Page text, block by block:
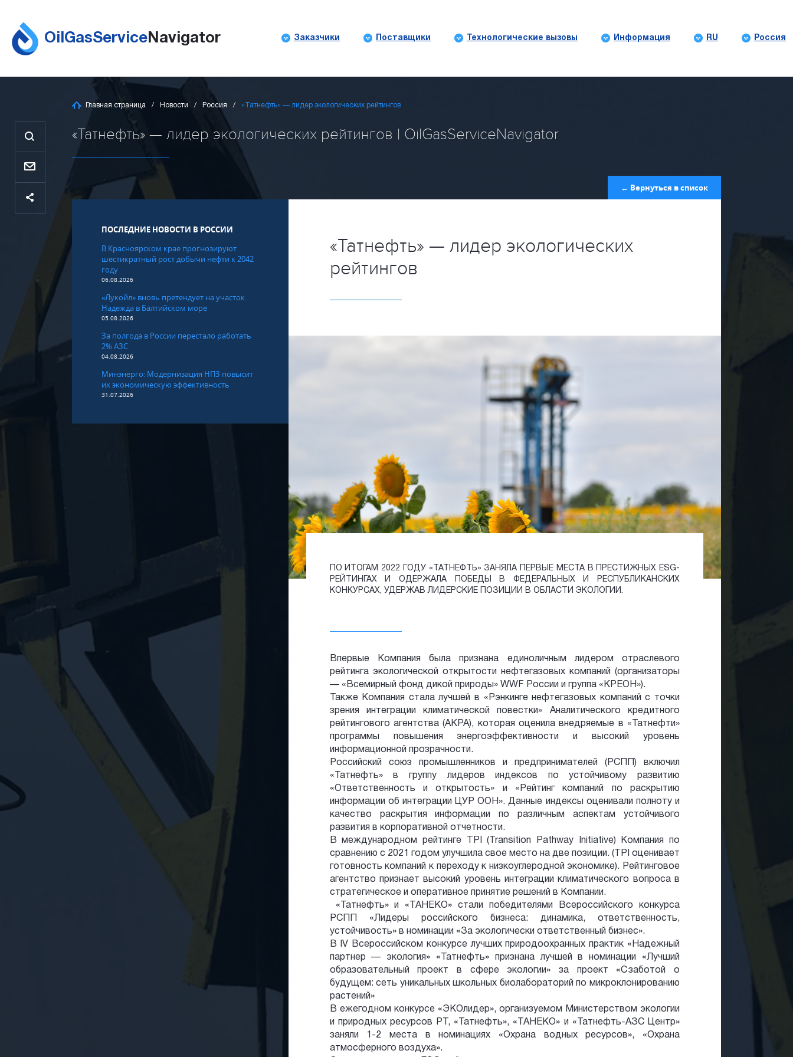
OilGasService Navigator Заказчики Поставщики Технологические вызовы Информация RU Россия
Главная страница Новости Россия «Татнефть» — лидер экологических рейтингов
«Татнефть» — лидер экологических рейтингов | OilGasServiceNavigator
← Вернуться в список
ПОСЛЕДНИЕ НОВОСТИ В РОССИИ
В Красноярском крае прогнозируют
шестикратный рост добычи нефти к 2042
году
06.08.2026
«Лукойл» вновь претендует на участок
Надежда в Балтийском море
05.08.2026
За полгода в России перестало работать
2% АЗС
04.08.2026
Минэнерго: Модернизация НПЗ повысит
их экономическую эффективность
31.07.2026
«Татнефть» — лидер экологических
рейтингов
ПО ИТОГАМ 2022 ГОДУ «ТАТНЕФТЬ» ЗАНЯЛА ПЕРВЫЕ МЕСТА В ПРЕСТИЖНЫХ ESG-
РЕЙТИНГАХ И ОДЕРЖАЛА ПОБЕДЫ В ФЕДЕРАЛЬНЫХ И РЕСПУБЛИКАНСКИХ
КОНКУРСАХ, УДЕРЖАВ ЛИДЕРСКИЕ ПОЗИЦИИ В ОБЛАСТИ ЭКОЛОГИИ.
Впервые Компания была признана единоличным лидером отраслевого
рейтинга экологической открытости нефтегазовых компаний (организаторы
— «Всемирный фонд дикой природы» WWF России и группа «КРЕОН»).
Также Компания стала лучшей в «Рэнкинге нефтегазовых компаний с точки
зрения интеграции климатической повестки» Аналитического кредитного
рейтингового агентства (АКРА), которая оценила внедряемые в «Татнефти»
программы повышения энергоэффективности и высокий уровень
информационной прозрачности.
Российский союз промышленников и предпринимателей (РСПП) включил
«Татнефть» в группу лидеров индексов по устойчивому развитию
«Ответственность и открытость» и «Рейтинг компаний по раскрытию
информации об интеграции ЦУР ООН». Данные индексы оценивали полноту и
качество раскрытия информации по различным аспектам устойчивого
развития в корпоративной отчетности.
В международном рейтинге TPI (Transition Pathway Initiative) Компания по
сравнению с 2021 годом улучшила свое место на две позиции. (TPI оценивает
готовность компаний к переходу к низкоуглеродной экономике). Рейтинговое
агентство признает высокий уровень интеграции климатического вопроса в
стратегическое и оперативное принятие решений в Компании.
«Татнефть» и «ТАНЕКО» стали победителями Всероссийского конкурса
РСПП «Лидеры российского бизнеса: динамика, ответственность,
устойчивость» в номинации «За экологически ответственный бизнес».
В IV Всероссийском конкурсе лучших природоохранных практик «Надежный
партнер — экология» «Татнефть» признана лучшей в номинации «Лучший
образовательный проект в сфере экологии» за проект «С заботой о
будущем: сеть уникальных школьных биолабораторий по микроклонированию
растений»
В ежегодном конкурсе «ЭКОлидер», организуемом Министерством экологии
и природных ресурсов РТ, «Татнефть», «ТАНЕКО» и «Татнефть-АЗС Центр»
заняли 1-2 места в номинациях «Охрана водных ресурсов», «Охрана
атмосферного воздуха».